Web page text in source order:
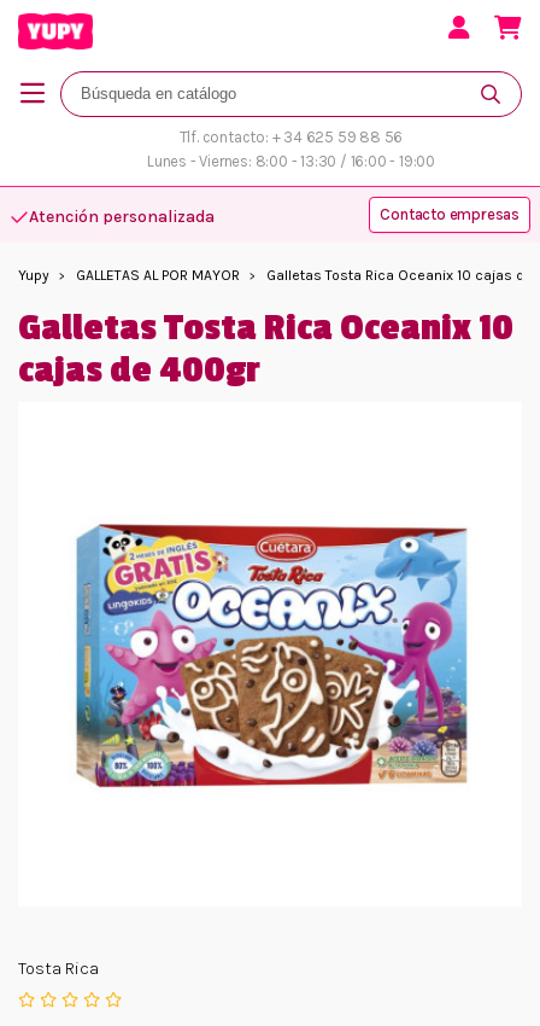
Tlf. contacto: + 34 625 59 88 56
Lunes - Viernes: 8:00 - 13:30 / 16:00 - 19:00
Atención personalizada Contacto empresas
Yupy GALLETAS AL POR MAYOR Galletas Tosta Rica Oceanix 10 cajas de
Galletas Tosta Rica Oceanix 10
cajas de 400gr
Tosta Rica